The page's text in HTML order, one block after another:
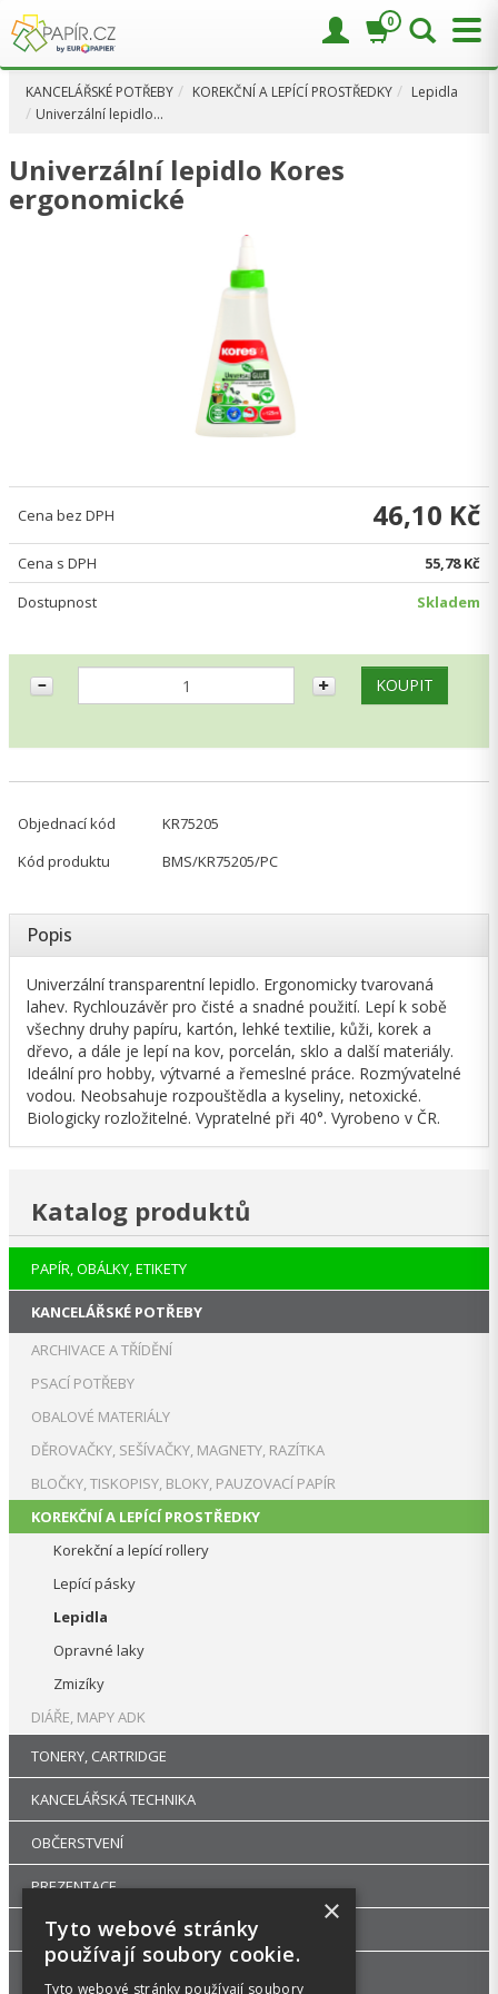
KANCELÁŘSKÉ POTŘEBY KOREKČNÍ A LEPÍCÍ PROSTŘEDKY
Lepidla
Univerzální lepidlo…
Univerzální lepidlo Kores
ergonomické
Cena bez DPH 46,10 Kč
Cena s DPH
55,78 Kč
Dostupnost
Skladem
Objednací kód
KR75205
Kód produktu
BMS/KR75205/PC
Popis
Univerzální transparentní lepidlo. Ergonomicky tvarovaná
lahev. Rychlouzávěr pro čisté a snadné použití. Lepí k sobě
všechny druhy papíru, kartón, lehké textilie, kůži, korek a
dřevo, a dále je lepí na kov, porcelán, sklo a další materiály.
Ideální pro hobby, výtvarné a řemeslné práce. Rozmývatelné
vodou. Neobsahuje rozpouštědla a kyseliny, netoxické.
Biologicky rozložitelné. Vypratelné při 40°. Vyrobeno v ČR.
Katalog produktů
PAPÍR, OBÁLKY, ETIKETY
KANCELÁŘSKÉ POTŘEBY
ARCHIVACE A TŘÍDĚNÍ
PSACÍ POTŘEBY
OBALOVÉ MATERIÁLY
DĚROVAČKY, SEŠÍVAČKY, MAGNETY, RAZÍTKA
BLOČKY, TISKOPISY, BLOKY, PAUZOVACÍ PAPÍR
KOREKČNÍ A LEPÍCÍ PROSTŘEDKY
Korekční a lepící rollery
Lepící pásky
Lepidla
Opravné laky
Zmizíky
DIÁŘE, MAPY ADK
TONERY, CARTRIDGE
KANCELÁŘSKÁ TECHNIKA
OBČERSTVENÍ
PREZENTACE
DROGERIE
KANCELÁŘSKÝ NÁBYTEK
0
×
Tyto webové stránky
používají soubory cookie.
Tyto webové stránky používají soubory